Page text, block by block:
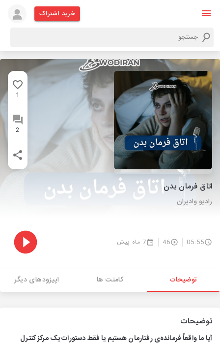
خرید اشتراک
1
2
اتاق فرمان بدن
رادیو وادیران
05:55
46 7 ماه پیش
توضیحات کامنت ها اپیزودهای دیگر
توضیحات
آیا ما واقعاً فرمانده‌ی رفتارمان هستیم یا فقط دستورات یک مرکز کنترل